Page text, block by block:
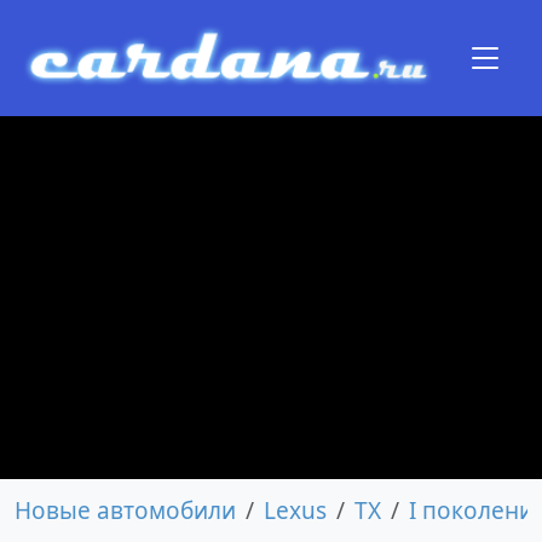
Новые автомобили Lexus TX I